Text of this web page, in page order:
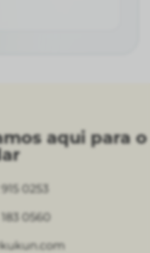
aqui para o
0253
0560